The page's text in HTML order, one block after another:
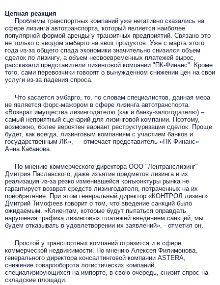
Цепная реакция
Проблемы транспортных компаний уже негативно сказались на
сфере лизинга автотранспорта, который является наиболее
популярной формой аренды у транзитных предприятий. Связано это
не только с вводом эмбарго на ввоз продуктов. Уже с марта этого
года из-за общего спада экономики значительно снизился объем
сделок по лизингу, а объем несвоевременных платежей вырос,
рассказали представители лизинговой компании "ПК-Финанс". Кроме
того, сами перевозчики говорят о вынужденном снижении цен на свои
услуги из-за падения спроса.
Что касается эмбарго, то, по словам специалистов, данная мера
не является форс-мажором в сфере лизинга автотранспорта.
«Возврат имущества лизингодателю (как и банку-залогодателю) –
самый неприятный сценарий для лизинговой компании. Поэтому,
возможно, более вероятен вариант реструктуризации сделок. Проще
будет, как всегда, лизинговым компаниям с участием банков и
государственным ЛК», — отмечает представитель «ПК-Финанс»
Анна Кабанова.
По мнению коммерческого директора ООО "Лентранслизинг"
Дмитрия Паславского, даже изъятие предметов лизинга и их
реализация из-за резко изменившейся конъюнктуры рынка не
гарантирует возврат средств лизингодателя, потраченных на их
приобретение. При этом генеральный директор «КОНТРОЛ лизинг»
Дмитрий Тимофеев говорит о том, что введение санкций было
ожидаемым. «Клиентам, которые будут пытаться оправдать
нарушения графика лизинговых платежей введением санкций, мы
будем отказывать в удовлетворении их заявлений», - отметил он.
Простой у транспортных компаний отразится и в сфере
коммерческой недвижимости. По мнению Алексея Филимонова,
генерального директора консалтинговой компании ASTERA,
снижение товарооборота логистических компаний,
специализирующихся на импорте, в свою очередь, снизит спрос на
складские площади.